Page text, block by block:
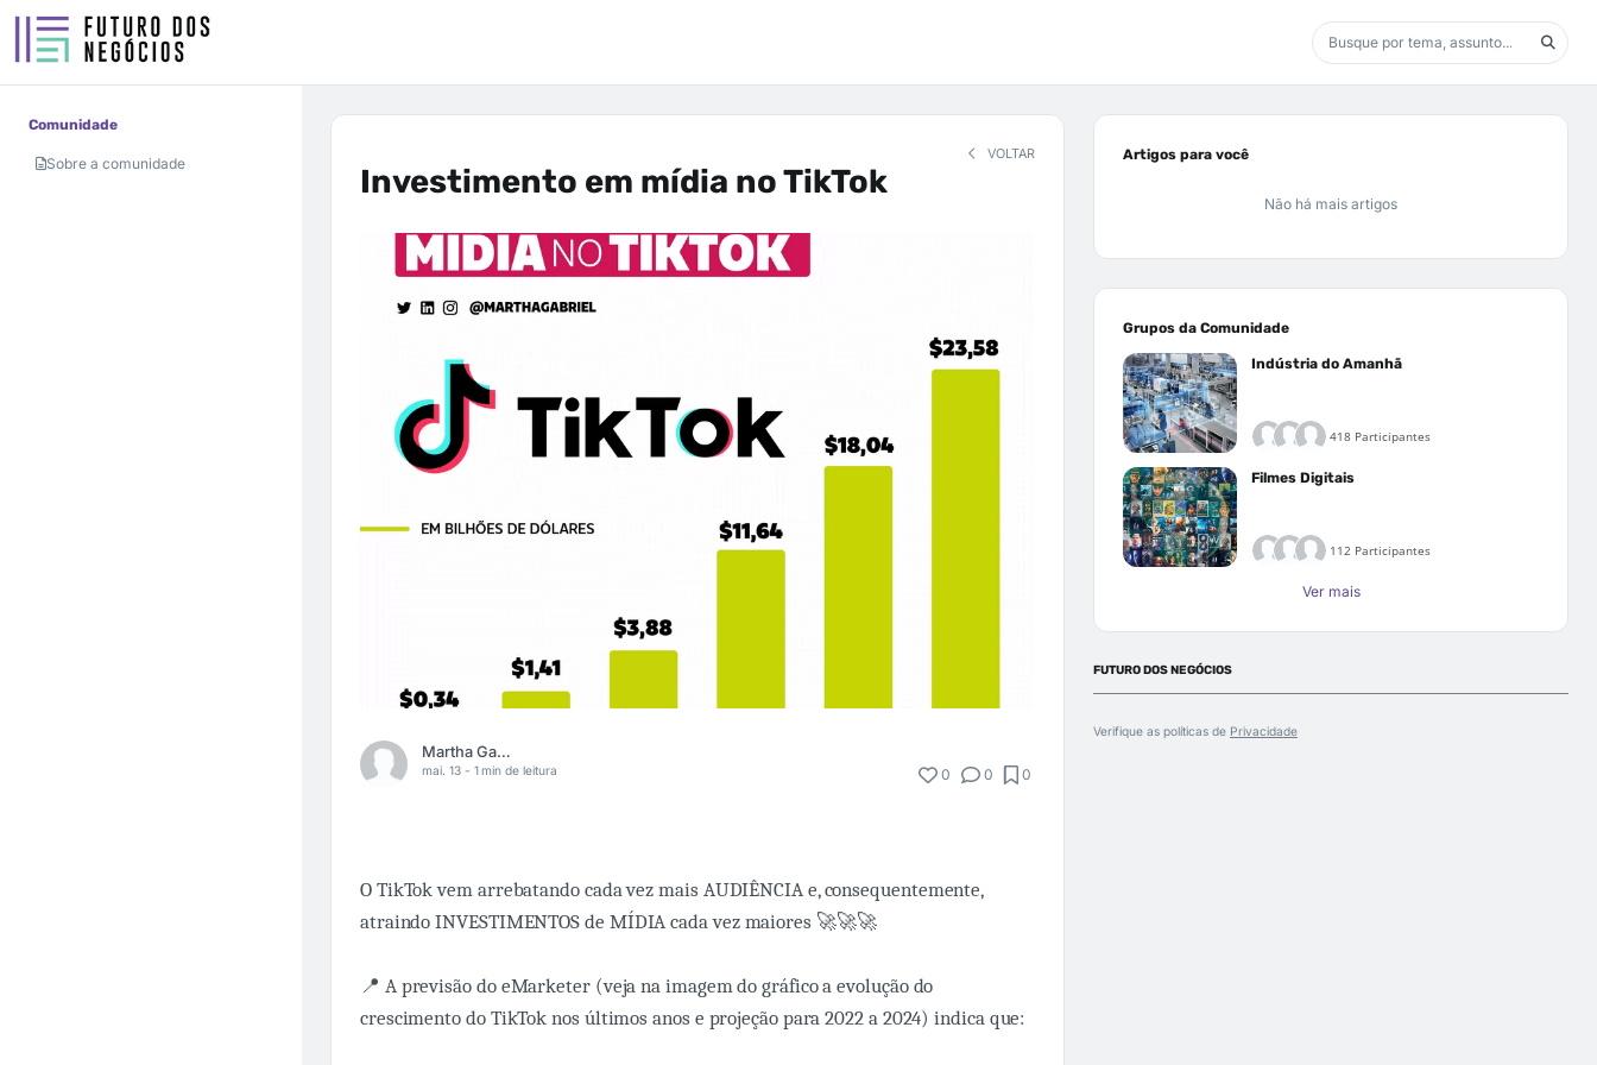
Comunidade
Sobre a comunidade
VOLTAR
Investimento em mídia no TikTok
Martha Gabriel
mai. 13 - 1 min de leitura 0 0 0
O TikTok vem arrebatando cada vez mais AUDIÊNCIA e, consequentemente,
atraindo INVESTIMENTOS de MÍDIA cada vez maiores 🚀🚀🚀
📍 A previsão do eMarketer (veja na imagem do gráfico a evolução do
crescimento do TikTok nos últimos anos e projeção para 2022 a 2024) indica que:
Artigos para você
Não há mais artigos
Grupos da Comunidade
Indústria do Amanhã
418 Participantes
Filmes Digitais
112 Participantes
Ver mais
FUTURO DOS NEGÓCIOS
Verifique as políticas de Privacidade